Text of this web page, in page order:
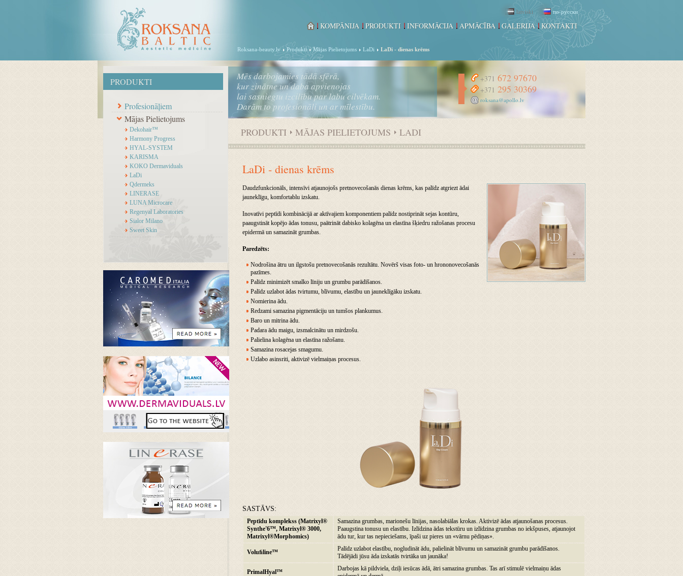
Mēs darbojamies tādā sfērā,
kur zinātne un daba apvienojas
lai sasniegtu izcilību par labu cilvēkam.
Darām to profesionāli un ar mīlestību.
PRODUKTI
Profesionāļiem
Mājas Pielietojums
Dekohair™
Harmony Progress
HYAL-SYSTEM
KARISMA
KOKO Dermaviduals
LaDi
Qdermeks
LINERASE
LUNA Microcare
Regenyal Laboratories
Sialor Milano
Sweet Skin
+371 672 97670
+371 295 30369
roksana@apollo.lv
Roksana-beauty.lv Produkti Mājas Pielietojums LaDi LaDi - dienas krēms
latviski по-русски
KOMPĀNIJA PRODUKTI INFORMĀCIJA APMĀCĪBA GALERIJA KONTAKTI
PRODUKTI MĀJAS PIELIETOJUMS LADI
LaDi - dienas krēms
Daudzfunkcionāls, intensīvi atjaunojošs pretnovecošanās dienas krēms, kas palīdz atgriezt ādai
jauneklīgu, komfortablu izskatu.
Inovatīvi peptīdi kombinācijā ar aktīvajiem komponentiem palīdz nostiprināt sejas kontūru,
paaugstināt kopējo ādas tonusu, paātrināt dabisko kolagēna un elastīna šķiedru ražošanas procesu
epidermā un samazināt grumbas.
Paredzēts:
Nodrošina ātru un ilgstošu pretnovecošanās rezultātu. Novērš visas foto- un hrononovecošanās
pazīmes.
Palīdz minimizēt smalko līniju un grumbu parādīšanos.
Palīdz uzlabot ādas tvirtumu, blīvumu, elastību un jauneklīgāku izskatu.
Nomierina ādu.
Redzami samazina pigmentāciju un tumšos plankumus.
Baro un mitrina ādu.
Padara ādu maigu, izsmalcinātu un mirdzošu.
Palielina kolagēna un elastīna ražošanu.
Samazina rosacejas smagumu.
Uzlabo asinsriti, aktivizē vielmaiņas procesus.
SASTĀVS:
Peptīdu komplekss (Matrixyl®
Synthe'6™, Matrixyl® 3000,
Matrixyl®Morphomics)
Samazina grumbas, marionešu līnijas, nasolabiālas krokas. Aktivizē ādas atjaunošanas procesus.
Paaugstina tonusu un elastību. Izlīdzina ādas tekstūru un izlīdzina grumbas no iekšpuses, atjaunojot
ādu tur, kur tas nepieciešams, īpaši uz pieres un «vārnu pēdiņas».
Voluﬁline™
Palīdz uzlabot elastību, nogludināt ādu, palielināt blīvumu un samazināt grumbu parādīšanos.
Tādējādi jūsu āda izskatās tvirtāka un jaunāka!
PrimalHyal™
Darbojas kā pildviela, dziļi iesūcas ādā, ātri samazina grumbas. Tas arī stimulē vielmaiņu ādas